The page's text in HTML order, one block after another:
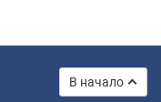
В начало